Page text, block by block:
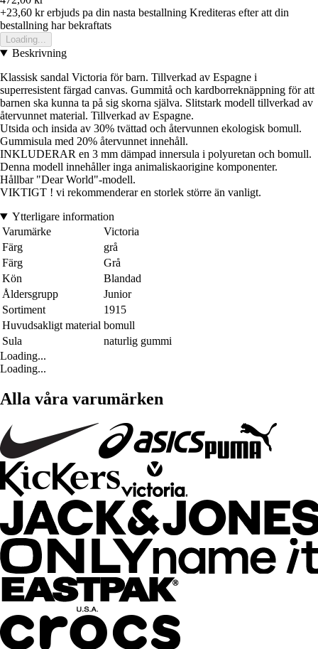
+23,60 krerbjuds pa din nasta bestallning Krediteras efter att din
bestallning har bekraftats
Loading...
Beskrivning
Klassisk sandal Victoria för barn. Tillverkad av Espagne i
superresistent färgad canvas. Gummitå och kardborreknäppning för att
barnen ska kunna ta på sig skorna själva. Slitstark modell tillverkad av
återvunnet material. Tillverkad av Espagne.
Utsida och insida av 30% tvättad och återvunnen ekologisk bomull.
Gummisula med 20% återvunnet innehåll.
INKLUDERAR en 3 mm dämpad innersula i polyuretan och bomull.
Denna modell innehåller inga animaliskaorigine komponenter.
Hållbar "Dear World"-modell.
VIKTIGT ! vi rekommenderar en storlek större än vanligt.
Ytterligare information
Varumärke
Victoria
Färg
grå
Färg
Grå
Kön
Blandad
Åldersgrupp
Junior
Sortiment
1915
Huvudsakligt material bomull
Sula
naturlig gummi
Loading...
Loading...
Alla våra varumärken